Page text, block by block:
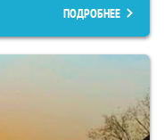
ПОДРОБНЕЕ